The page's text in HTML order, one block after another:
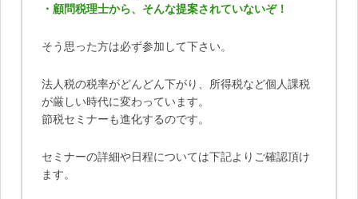
・顧問税理士から、そんな提案されていないぞ！
そう思った方は必ず参加して下さい。
法人税の税率がどんどん下がり、所得税など個人課税
が厳しい時代に変わっています。
節税セミナーも進化するのです。
セミナーの詳細や日程については下記よりご確認頂け
ます。